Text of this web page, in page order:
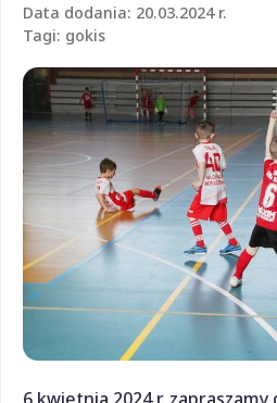
Data dodania: 20.03.2024 r.
Tagi: gokis